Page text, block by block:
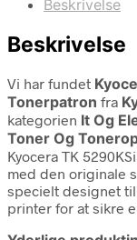
Beskrivelse
Beskrivelse
Vi har fundet
Tonerpatron fra
kategorien It Og
Toner Og
Kyocera TK
med den originale
specielt designet til
printer for at sikre